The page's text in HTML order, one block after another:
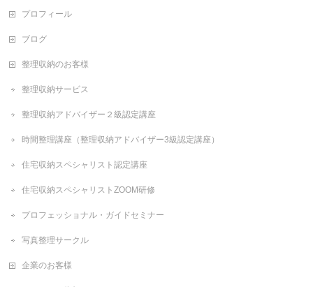
プロフィール
ブログ
整理収納のお客様
整理収納サービス
整理収納アドバイザー２級認定講座
時間整理講座（整理収納アドバイザー3級認定講座）
住宅収納スペシャリスト認定講座
住宅収納スペシャリストZOOM研修
プロフェッショナル・ガイドセミナー
写真整理サークル
企業のお客様